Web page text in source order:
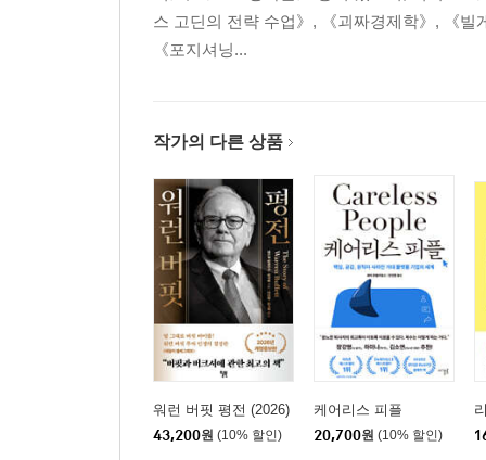
스 고딘의 전략 수업》, 《괴짜경제학》, 《
《포지셔닝...
작가의 다른 상품
워런 버핏 평전 (2026)
43,200원 (10% 할인)
케어리스 피플
20,700원 (10% 할인)